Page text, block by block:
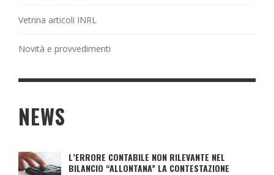
Vetrina articoli INRL
Novità e provvedimenti
NEWS
L’ERRORE CONTABILE NON RILEVANTE NEL
BILANCIO “ALLONTANA” LA CONTESTAZIONE